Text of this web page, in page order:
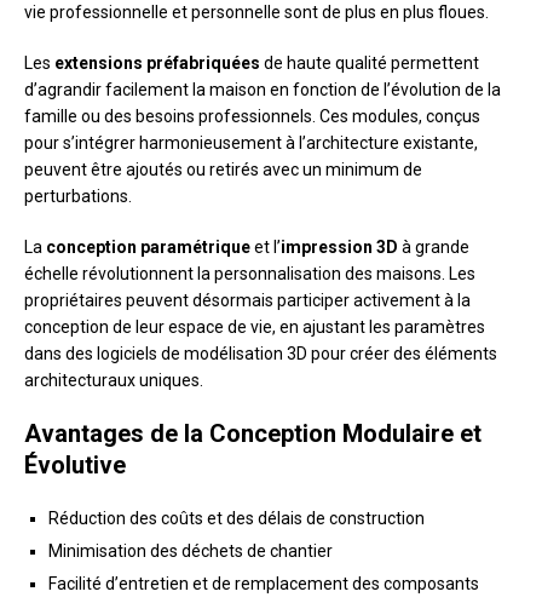
vie professionnelle et personnelle sont de plus en plus floues.
Les extensions préfabriquées de haute qualité permettent
d’agrandir facilement la maison en fonction de l’évolution de la
famille ou des besoins professionnels. Ces modules, conçus
pour s’intégrer harmonieusement à l’architecture existante,
peuvent être ajoutés ou retirés avec un minimum de
perturbations.
La conception paramétriqueet l’impression 3D à grande
échelle révolutionnent la personnalisation des maisons. Les
propriétaires peuvent désormais participer activement à la
conception de leur espace de vie, en ajustant les paramètres
dans des logiciels de modélisation 3D pour créer des éléments
architecturaux uniques.
Avantages de la Conception Modulaire et
Évolutive
Réduction des coûts et des délais de construction
Minimisation des déchets de chantier
Facilité d’entretien et de remplacement des composants